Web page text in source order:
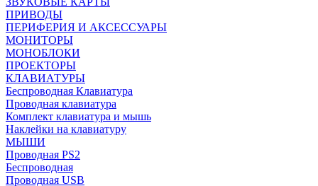
ПРИВОДЫ
ПЕРИФЕРИЯ И АКСЕССУАРЫ
МОНИТОРЫ
МОНОБЛОКИ
ПРОЕКТОРЫ
КЛАВИАТУРЫ
Беспроводная Клавиатура
Проводная клавиатура
Комплект клавиатура и мышь
Наклейки на клавиатуру
МЫШИ
Проводная PS2
Беспроводная
Проводная USB